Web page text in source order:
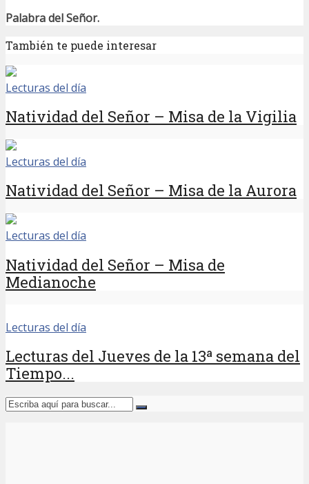
Palabra del Señor.
También te puede interesar
Lecturas del día
Natividad del Señor – Misa de la Vigilia
Lecturas del día
Natividad del Señor – Misa de la Aurora
Lecturas del día
Natividad del Señor – Misa de
Medianoche
Lecturas del día
Lecturas del Jueves de la 13ª semana del
Tiempo...